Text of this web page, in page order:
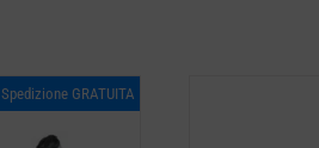
Spedizione GRATUITA